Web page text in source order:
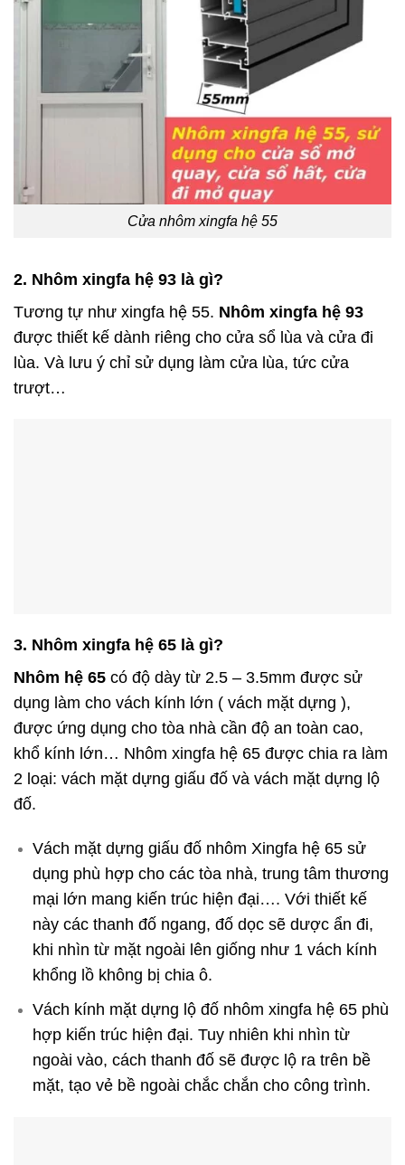
Cửa nhôm xingfa hệ 55
2. Nhôm xingfa hệ 93 là gì?
Tương tự như xingfa hệ 55. Nhôm xingfa hệ 93
được thiết kế dành riêng cho cửa sổ lùa và cửa đi
lùa. Và lưu ý chỉ sử dụng làm cửa lùa, tức cửa
trượt…
3. Nhôm xingfa hệ 65 là gì?
Nhôm hệ 65 có độ dày từ 2.5 – 3.5mm được sử
dụng làm cho vách kính lớn ( vách mặt dựng ),
được ứng dụng cho tòa nhà cần độ an toàn cao,
khổ kính lớn… Nhôm xingfa hệ 65 được chia ra làm
2 loại: vách mặt dựng giấu đố và vách mặt dựng lộ
đố.
Vách mặt dựng giấu đố nhôm Xingfa hệ 65 sử
dụng phù hợp cho các tòa nhà, trung tâm thương
mại lớn mang kiến trúc hiện đại…. Với thiết kế
này các thanh đố ngang, đố dọc sẽ dược ẩn đi,
khi nhìn từ mặt ngoài lên giống như 1 vách kính
khổng lồ không bị chia ô.
Vách kính mặt dựng lộ đố nhôm xingfa hệ 65 phù
hợp kiến trúc hiện đại. Tuy nhiên khi nhìn từ
ngoài vào, cách thanh đố sẽ được lộ ra trên bề
mặt, tạo vẻ bề ngoài chắc chắn cho công trình.